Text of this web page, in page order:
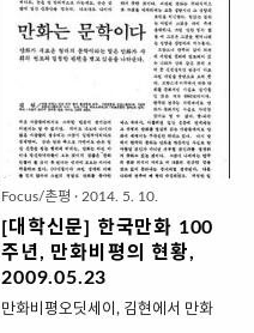
을 가진 사나이’라 부른다...
선 중기를 배경으로 ‘어리숙하지만
달리기를 잘하는 미천한 신분의 소
년이 달리기를 통해 나라의 운명을
구하는 데 큰 역할을 한다’는 내용의
역사극으로 스포츠와 역사가 함께
녹아 있다. 특히 이 작품의 주인공
‘개떡’은 경기도 일대에서 벌어진 해
는 인물로 조선 판 포레스트 검프라
고 할 수 있다. 이 작품은 오는 8월
부터 일간지에 연재 후 3권의 단행
본으로 출간 될 예정이며, 부천만화
Focus/촌평 · 2014. 5. 10.
[대학신문] 한국만화 100
주년, 만화비평의 현황,
2009.05.23
만화비평오딧세이, 김현에서 만화